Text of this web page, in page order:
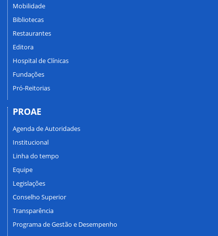
Mobilidade
Bibliotecas
Restaurantes
Editora
Hospital de Clínicas
Fundações
Pró-Reitorias
PROAE
Agenda de Autoridades
Institucional
Linha do tempo
Equipe
Legislações
Conselho Superior
Transparência
Programa de Gestão e Desempenho